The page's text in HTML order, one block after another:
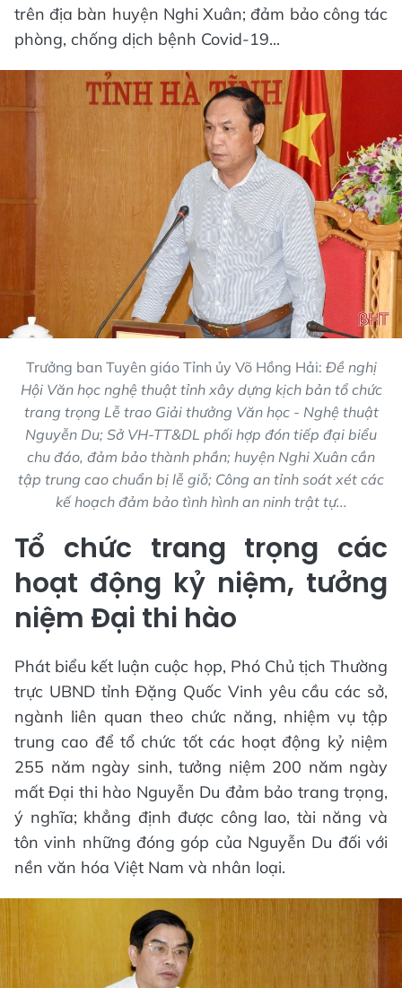
trên địa bàn huyện Nghi Xuân; đảm bảo công tác
phòng, chống dịch bệnh Covid-19...
Trưởng ban Tuyên giáo Tỉnh ủy Võ Hồng Hải: Đề nghị
Hội Văn học nghệ thuật tỉnh xây dựng kịch bản tổ chức
trang trọng Lễ trao Giải thưởng Văn học - Nghệ thuật
Nguyễn Du; Sở VH-TT&DL phối hợp đón tiếp đại biểu
chu đáo, đảm bảo thành phần; huyện Nghi Xuân cần
tập trung cao chuẩn bị lễ giỗ; Công an tỉnh soát xét các
kế hoạch đảm bảo tình hình an ninh trật tự...
Tổ chức trang trọng các
hoạt động kỷ niệm, tưởng
niệm Đại thi hào
Phát biểu kết luận cuộc họp, Phó Chủ tịch Thường
trực UBND tỉnh Đặng Quốc Vinh yêu cầu các sở,
ngành liên quan theo chức năng, nhiệm vụ tập
trung cao để tổ chức tốt các hoạt động kỷ niệm
255 năm ngày sinh, tưởng niệm 200 năm ngày
mất Đại thi hào Nguyễn Du đảm bảo trang trọng,
ý nghĩa; khẳng định được công lao, tài năng và
tôn vinh những đóng góp của Nguyễn Du đối với
nền văn hóa Việt Nam và nhân loại.